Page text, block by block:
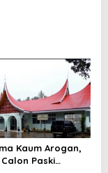
Kaum Arogan,
Paski